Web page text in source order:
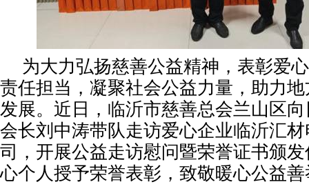
为大力弘扬慈善公益精神，表彰爱
责任担当，凝聚社会公益力量，助力
发展。近日，临沂市慈善总会兰山区
会长刘中涛带队走访爱心企业临沂汇
司，开展公益走访慰问暨荣誉证书颁
心个人授予荣誉表彰，致敬暖心公益